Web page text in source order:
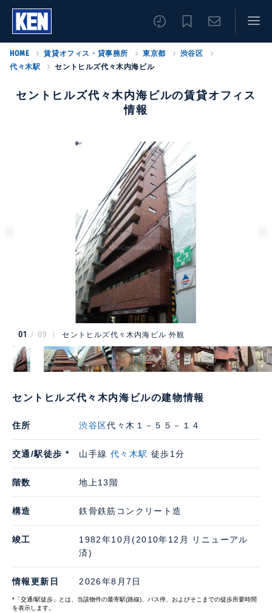
HOME 賃貸オフィス・貸事務所 東京都
渋谷区
代々木駅
セントヒルズ代々木内海ビル
セントヒルズ代々木内海ビルの賃貸オフィス
情報
01 09 セントヒルズ代々木内海ビル 外観
セントヒルズ代々木内海ビルの建物情報
住所 渋谷区代々木１－５５－１４
交通/駅徒歩 * 山手線 代々木駅 徒歩1分
階数 地上13階
構造 鉄骨鉄筋コンクリート造
竣工
1982年10月(2010年12月 リニューアル
済)
情報更新日 2026年8月7日
*「交通/駅徒歩」とは、当該物件の最寄駅(路線)、バス停、およびそこまでの徒歩所要時間
を表示します。